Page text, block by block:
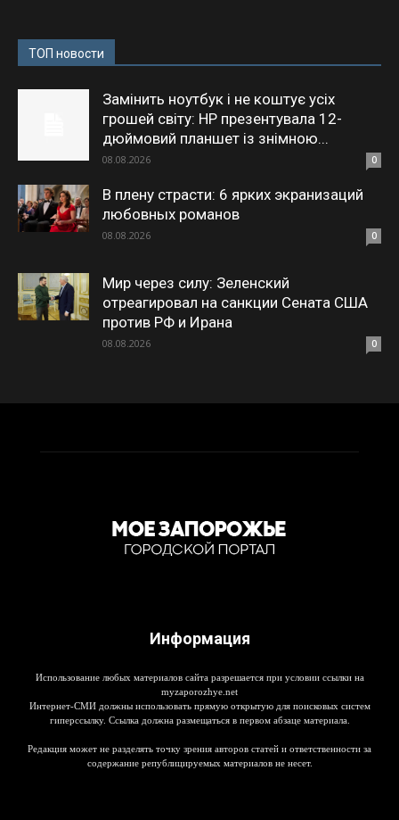
ТОП новости
Замінить ноутбук і не коштує усіх
грошей світу: HP презентувала 12-
дюймовий планшет із знімною...
08.08.2026 0
В плену страсти: 6 ярких экранизаций
любовных романов
08.08.2026 0
Мир через силу: Зеленский
отреагировал на санкции Сената США
против РФ и Ирана
08.08.2026 0
Информация
Использование любых материалов сайта разрешается при условии ссылки на
myzaporozhye.net
Интернет-СМИ должны использовать прямую открытую для поисковых систем
гиперссылку. Ссылка должна размещаться в первом абзаце материала.
Редакция может не разделять точку зрения авторов статей и ответственности за
содержание републицируемых материалов не несет.